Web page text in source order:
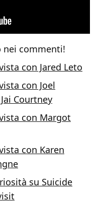
nei commenti!
con Jared Leto
con Joel
Courtney
con Margot
con Karen
su Suicide